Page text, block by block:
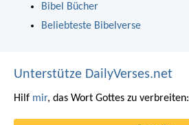
Bibel Bücher
Beliebteste Bibelverse
Unterstütze DailyVerses.net
Hilf mir, das Wort Gottes zu verbreiten: